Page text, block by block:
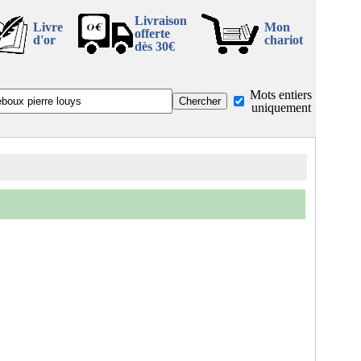
Livre
d'or
Livraison
offerte
dès 30€
Mon
chariot
Mots entiers
uniquement